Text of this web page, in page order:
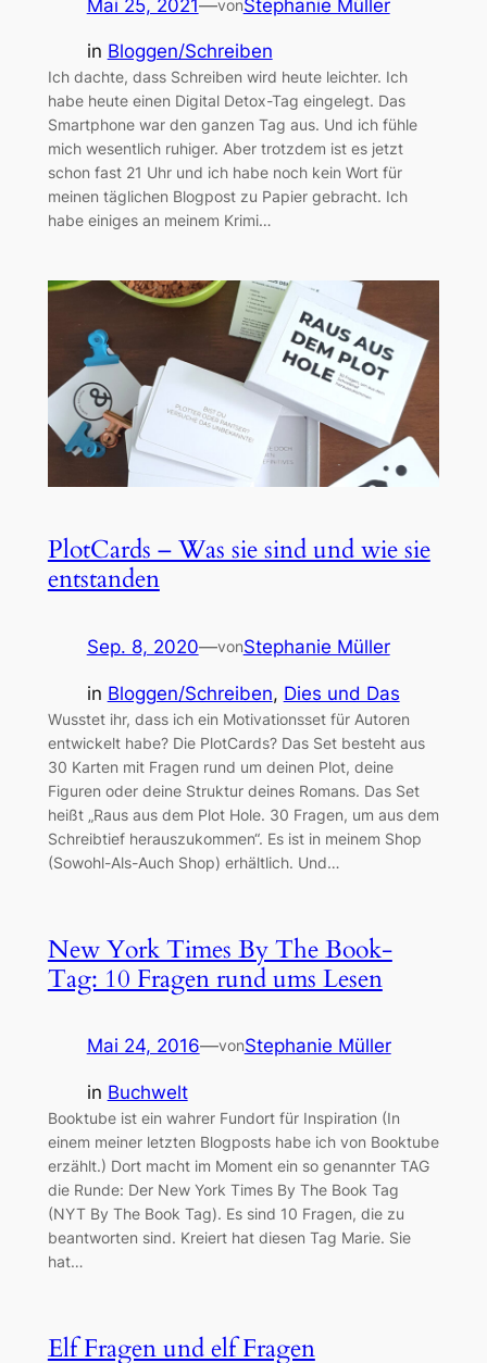
Mai 25, 2021—vonStephanie Müller
in Bloggen/Schreiben
Ich dachte, dass Schreiben wird heute leichter. Ich
habe heute einen Digital Detox-Tag eingelegt. Das
Smartphone war den ganzen Tag aus. Und ich fühle
mich wesentlich ruhiger. Aber trotzdem ist es jetzt
schon fast 21 Uhr und ich habe noch kein Wort für
meinen täglichen Blogpost zu Papier gebracht. Ich
habe einiges an meinem Krimi…
PlotCards – Was sie sind und wie sie
entstanden
Sep. 8, 2020—vonStephanie Müller
in Bloggen/Schreiben, Dies und Das
Wusstet ihr, dass ich ein Motivationsset für Autoren
entwickelt habe? Die PlotCards? Das Set besteht aus
30 Karten mit Fragen rund um deinen Plot, deine
Figuren oder deine Struktur deines Romans. Das Set
heißt „Raus aus dem Plot Hole. 30 Fragen, um aus dem
Schreibtief herauszukommen“. Es ist in meinem Shop
(Sowohl-Als-Auch Shop) erhältlich. Und…
New York Times By The Book-
Tag: 10 Fragen rund ums Lesen
Mai 24, 2016—vonStephanie Müller
in Buchwelt
Booktube ist ein wahrer Fundort für Inspiration (In
einem meiner letzten Blogposts habe ich von Booktube
erzählt.) Dort macht im Moment ein so genannter TAG
die Runde: Der New York Times By The Book Tag
(NYT By The Book Tag). Es sind 10 Fragen, die zu
beantworten sind. Kreiert hat diesen Tag Marie. Sie
hat…
Elf Fragen und elf Fragen